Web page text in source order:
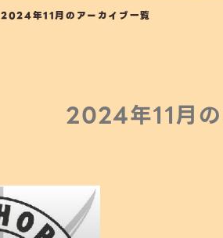
2024年11月のアーカイブ一覧
2024年11月の